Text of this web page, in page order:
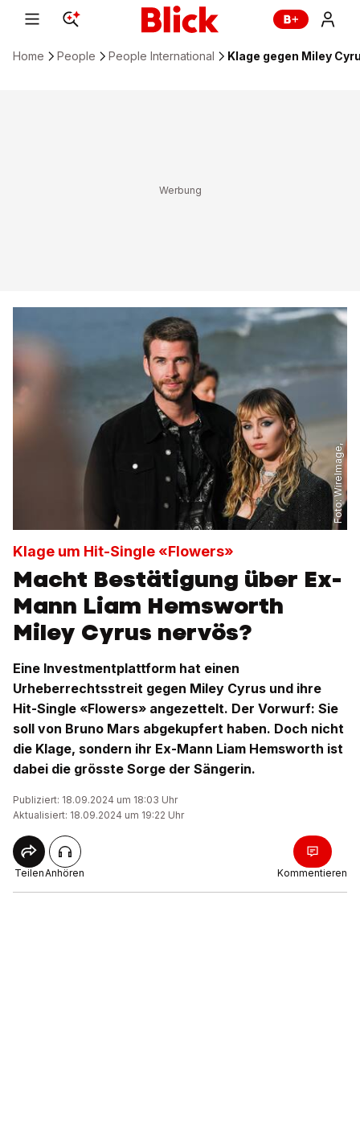
Home People People International Klage gegen Miley
Foto:
WireImage,
Klage um Hit-Single «Flowers»
Macht Bestätigung über Ex-
Mann Liam Hemsworth
Miley Cyrus nervös?
Eine Investmentplattform hat einen
Urheberrechtsstreit gegen Miley Cyrus und ihre
Hit-Single «Flowers» angezettelt. Der Vorwurf: Sie
soll von Bruno Mars abgekupfert haben. Doch nicht
die Klage, sondern ihr Ex-Mann Liam Hemsworth ist
dabei die grösste Sorge der Sängerin.
Publiziert: 18.09.2024 um 18:03 Uhr
Aktualisiert: 18.09.2024 um 19:22 Uhr
TeilenAnhören Kommentieren